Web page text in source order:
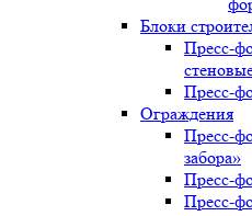
Блоки
Пресс-
Пресс-
Ограждения
Пресс-
забора»
Пресс-
Пресс-